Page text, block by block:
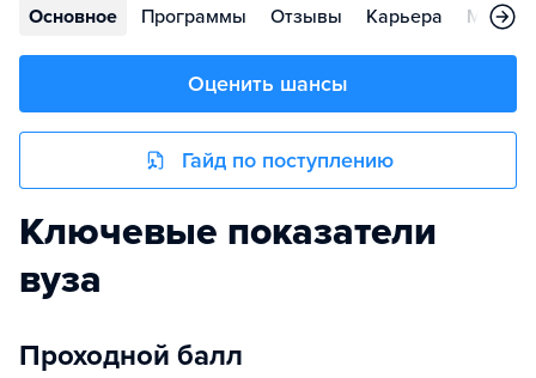
Основное Программы Отзывы Карьера
Оценить шансы
Гайд по поступлению
Ключевые показатели
вуза
Проходной балл